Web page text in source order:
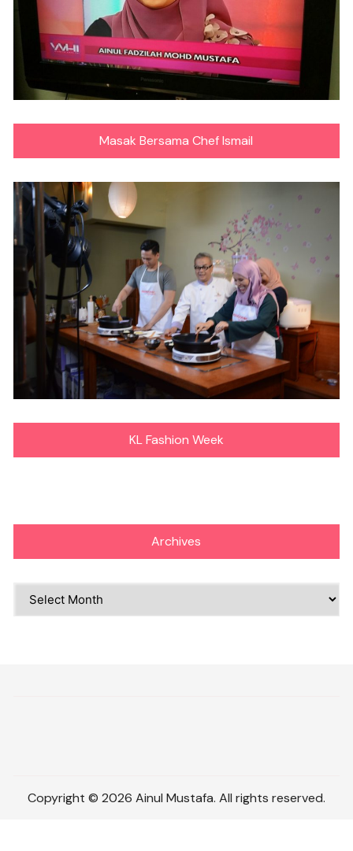
Masak Bersama Chef Ismail
KL Fashion Week
Archives
Copyright © 2026 Ainul Mustafa. All rights reserved.